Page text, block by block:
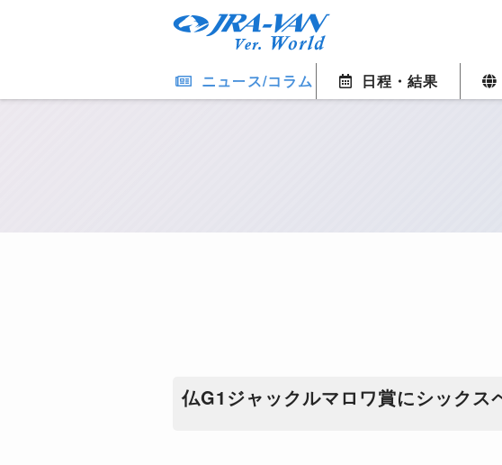
ニュース/コラム 日程・結果
仏G1ジャックルマロワ賞にシック